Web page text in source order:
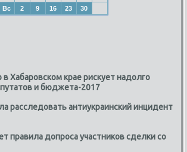
Вс
2 9 16 23 30
в Хабаровском крае рискует надолго
и бюджета-2017
расследовать антиукраинский инцидент
правила допроса участников сделки со